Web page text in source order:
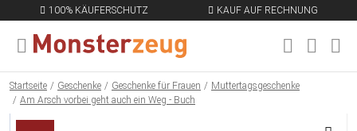
100% KÄUFERSCHUTZ KAUF AUF RECHNUNG
MENÜ SCHLIESSEN
Startseite Geschenke Geschenke für Frauen
Muttertagsgeschenke
Am Arsch vorbei geht auch ein Weg - Buch